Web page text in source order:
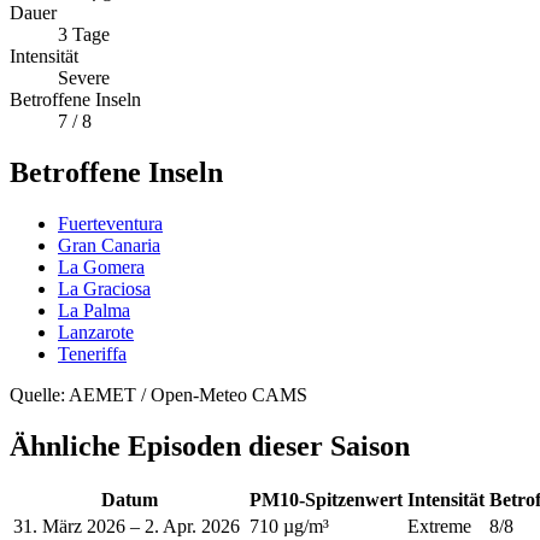
Dauer
3 Tage
Intensität
Severe
Betroffene Inseln
7 / 8
Betroffene Inseln
Fuerteventura
Gran Canaria
La Gomera
La Graciosa
La Palma
Lanzarote
Teneriffa
Quelle: AEMET / Open-Meteo CAMS
Ähnliche Episoden dieser Saison
Datum PM10-Spitzenwert Intensität
31. März 2026 – 2. Apr. 2026 710 µg/m³ Extreme 8/8